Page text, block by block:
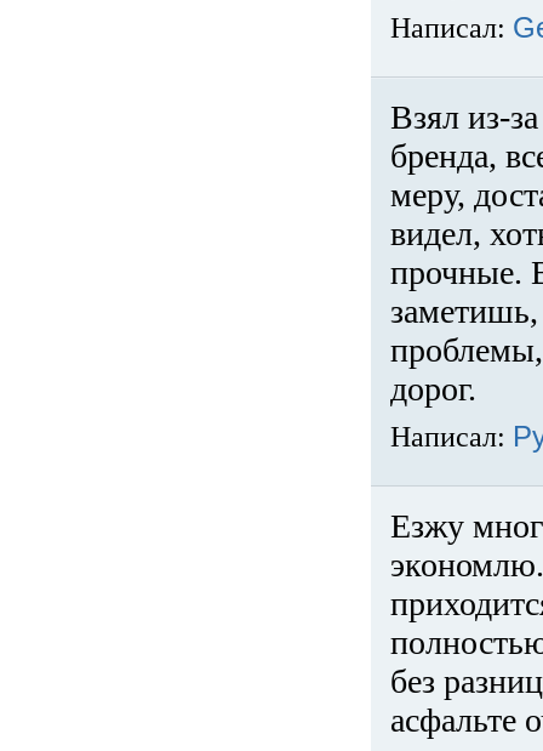
Написал:
Взял из-
бренда,
меру,
видел,
прочные.
проблемы,
дорог.
Написал:
Езжу
без
асфальте